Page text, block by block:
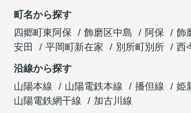
町名から探す
四郷町東阿保
飾磨区中島 阿保 飾
安田
平岡町新在家 別所町別所 西
沿線から探す
山陽本線
山陽電鉄本線 播但線 姫
山陽電鉄網干線
加古川線